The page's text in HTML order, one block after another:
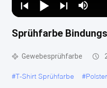
Sprühfarbe
Gewebesprühfarbe
#T-Shirt Sprühfarbe #